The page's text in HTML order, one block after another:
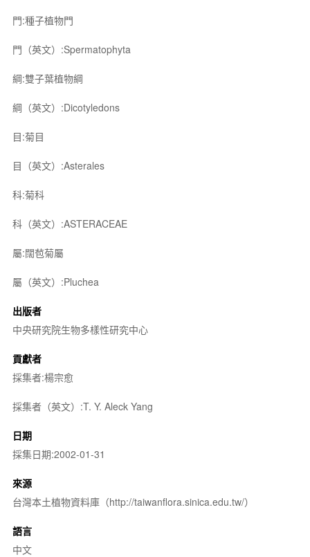
門:種子植物門
門（英文）:Spermatophyta
綱:雙子葉植物綱
綱（英文）:Dicotyledons
目:菊目
目（英文）:Asterales
科:菊科
科（英文）:ASTERACEAE
屬:闊苞菊屬
屬（英文）:Pluchea
出版者
中央研究院生物多樣性研究中心
貢獻者
採集者:楊宗愈
採集者（英文）:T. Y. Aleck Yang
日期
採集日期:2002-01-31
來源
台灣本土植物資料庫（http://taiwanflora.sinica.edu.tw/）
語言
中文